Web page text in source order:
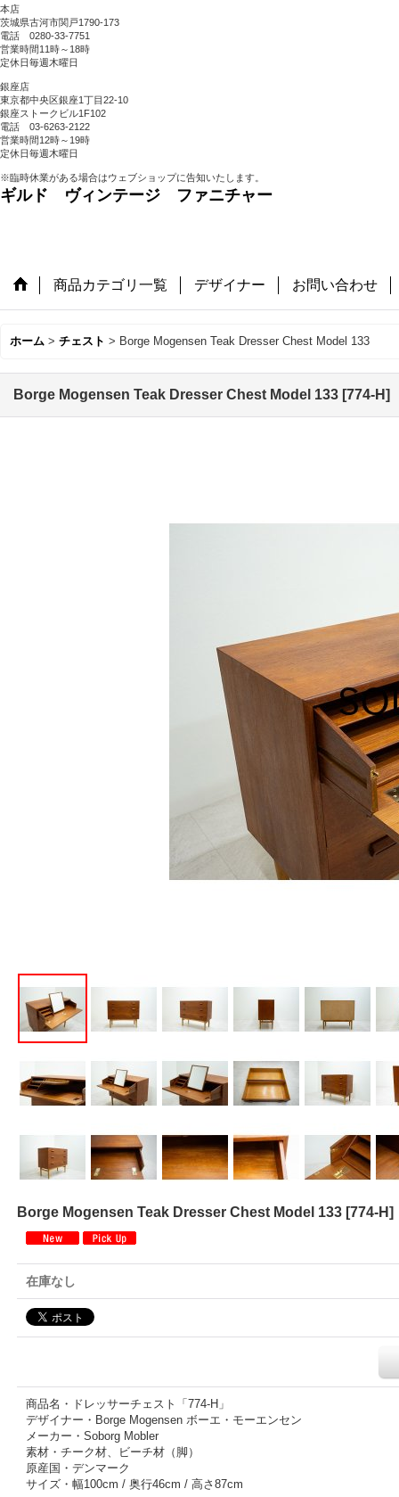
本店
茨城県古河市関戸1790-173
電話 0280-33-7751
営業時間11時～18時
定休日毎週木曜日
銀座店
東京都中央区銀座1丁目22-10
銀座ストークビル1F102
電話 03-6263-2122
営業時間12時～19時
定休日毎週木曜日
※臨時休業がある場合はウェブショップに告知いたします。
ギルド ヴィンテージ ファニチャー
商品カテゴリ一覧 デザイナー お問い合わせ
ホーム > チェスト > Borge Mogensen Teak Dresser Chest Model 133
Borge Mogensen Teak Dresser Chest Model 133 [774-H]
Borge Mogensen Teak Dresser Chest Model 133 [774-H]
在庫なし
商品名・ドレッサーチェスト「774-H」
デザイナー・Borge Mogensen ボーエ・モーエンセン
メーカー・Soborg Mobler
素材・チーク材、ビーチ材（脚）
原産国・デンマーク
サイズ・幅100cm / 奥行46cm / 高さ87cm